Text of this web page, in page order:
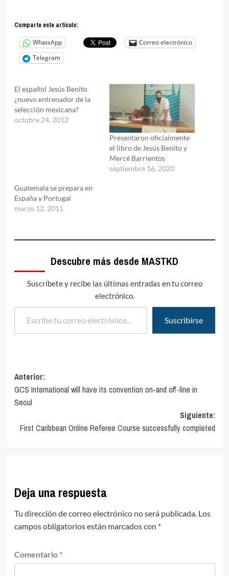
Comparte este articulo:
WhatsApp
Correo electrónico
Telegram
El español Jesús Benito
¿nuevo entrenador de la
selección mexicana?
octubre 24, 2012
Presentaron oficialmente
el libro de Jesús Benito y
Mercé Barrientos
septiembre 16, 2020
Guatemala se prepara en
España y Portugal
marzo 12, 2011
Descubre más desde MASTKD
Suscríbete y recibe las últimas entradas en tu correo
electrónico.
Escribe tu correo electrónico…
Suscribirse
Navegación
de
entradas
Anterior:
GCS International will have its convention on-and off-line in
Seoul
Siguiente:
First Caribbean Online Referee Course successfully completed
Deja una respuesta
Tu dirección de correo electrónico no será publicada. Los
campos obligatorios están marcados con *
Comentario *